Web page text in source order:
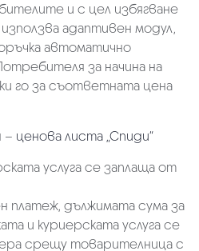
и с цел избягване
адаптивен модул,
автоматично
за начина на
го за съответната цена
– ценова листа „Спиди“
услуга се заплаща от
платеж, дължимата сума за
и куриерската услуга се
срещу товарителница с